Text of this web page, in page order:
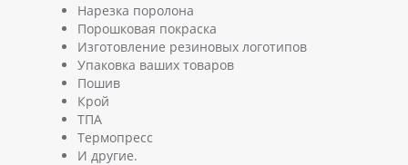
Нарезка поролона
Порошковая покраска
Изготовление резиновых логотипов
Упаковка ваших товаров
Пошив
Крой
ТПА
Термопресс
И другие.